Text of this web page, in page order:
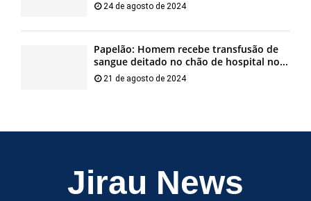
24 de agosto de 2024
Papelão: Homem recebe transfusão de
sangue deitado no chão de hospital no...
21 de agosto de 2024
Jirau News